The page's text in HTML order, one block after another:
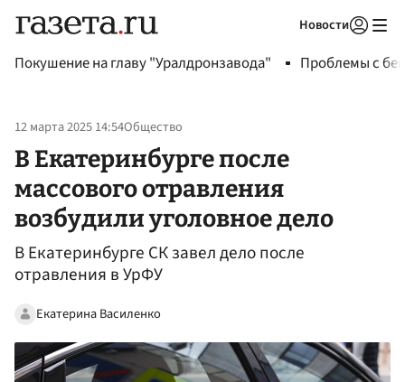
Новости
Покушение на главу "Уралдронзавода" Проблемы с
12 марта 2025 14:54Общество
В Екатеринбурге после
массового отравления
возбудили уголовное дело
В Екатеринбурге СК завел дело после
отравления в УрФУ
Екатерина Василенко